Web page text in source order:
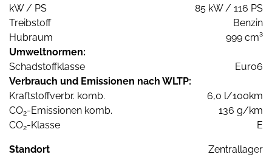
kW / PS
85 kW / 116 PS
Treibstoff
Benzin
Hubraum
999 cm³
Umweltnormen:
Schadstoffklasse
Euro6
Verbrauch und Emissionen nach WLTP:
Kraftstoffverbr. komb.
6,0 l/100km
CO2-Emissionen komb.
136 g/km
CO2-Klasse E
Standort Zentrallager